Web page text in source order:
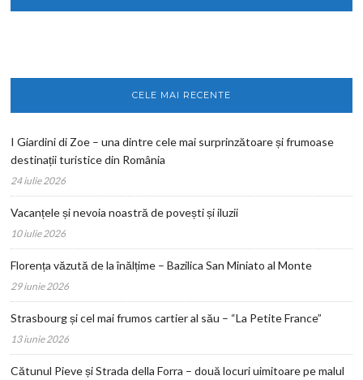
CELE MAI RECENTE
I Giardini di Zoe – una dintre cele mai surprinzătoare și frumoase
destinații turistice din România
24 iulie 2026
Vacanțele și nevoia noastră de povești și iluzii
10 iulie 2026
Florența văzută de la înălțime – Bazilica San Miniato al Monte
29 iunie 2026
Strasbourg și cel mai frumos cartier al său – “La Petite France”
13 iunie 2026
Cătunul Pieve și Strada della Forra – două locuri uimitoare pe malul